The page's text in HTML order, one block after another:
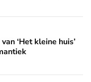
huis’ biedt fijne
‘Het kleine huis’